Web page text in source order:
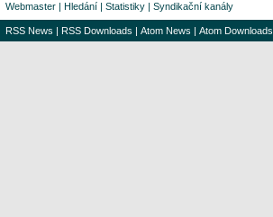
Webmaster | Hledání | Statistiky | Syndikační kanály
RSS News | RSS Downloads | Atom News | Atom Downloads